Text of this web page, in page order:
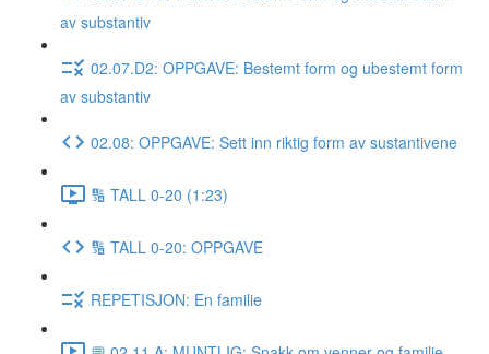
av substantiv
02.07.D2: OPPGAVE: Bestemt form og ubestemt form
av substantiv
02.08: OPPGAVE: Sett inn riktig form av sustantivene
🔢 TALL 0-20 (1:23)
🔢 TALL 0-20: OPPGAVE
REPETISJON: En familie